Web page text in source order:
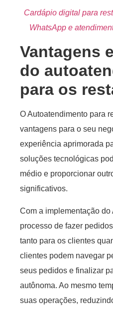
Cardápio digital para
WhatsApp e
Vantagens
do
para os
O Autoatendimento para
vantagens para o seu
experiência aprimorada
soluções tecnológicas
médio e proporcionar
significativos.
Com a implementação do
processo de fazer
tanto para os clientes
clientes podem navegar
seus pedidos e finalizar
autônoma. Ao mesmo
suas operações,